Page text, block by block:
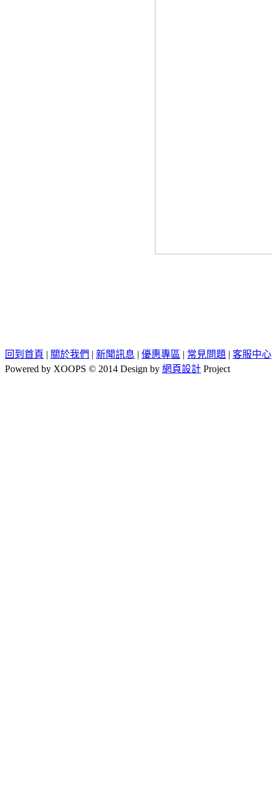
回到首頁 | 關於我們 | 新聞訊息 | 優惠專區 | 常見問題 | 客服中心
Powered by XOOPS © 2014 Design by 網頁設計 Project